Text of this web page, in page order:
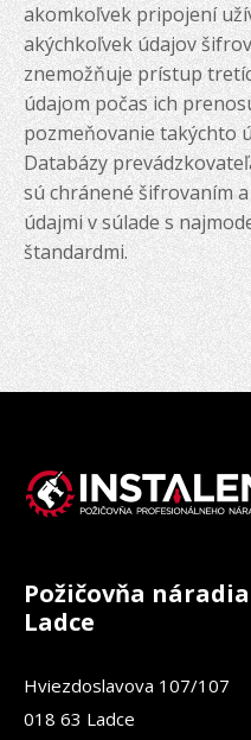
akomkoľvek pripojení
akýchkoľvek údajov
znemožňuje prístup
údajom počas ich
pozmeňovanie takýchto
Databázy
sú chránené šifrovaním
údajmi v súlade s
štandardmi.
Požičovňa náradia
Ladce
Hviezdoslavova 107/107
018 63 Ladce